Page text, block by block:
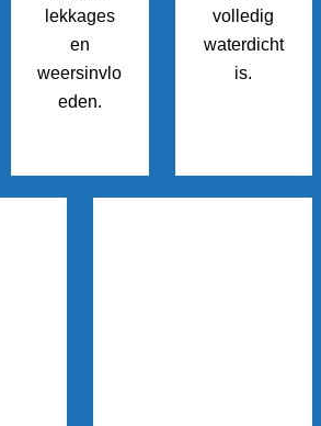
lekkages
en
weersinvlo
eden.
volledig
waterdicht
is.